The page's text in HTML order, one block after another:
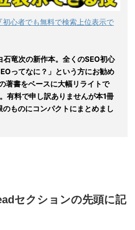
初心者でも無料で検索上位表示で
石竜次の新作本。全くのSEO初心
ってなに？」という方にお勧め
著書をベースに大幅リライトで
有料で申し訳ありませんが本1冊
ものにコンパクトにまとめまし
セクションの先頭に記